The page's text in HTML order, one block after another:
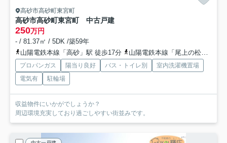
高砂市高砂町東宮町
高砂市高砂町東宮町 中古戸建
250万円
- / 81.37㎡ / 5DK /築59年
山陽電鉄本線「高砂」駅 徒歩17分
山陽電鉄本線「尾上の松」駅 徒歩33分
プロパンガス 陽当り良好 バス・トイレ別
室内洗濯機置場
電気有
駐輪場
収益物件にいかがでしょうか？
周辺環境充実しており過ごしやすい街並みです。